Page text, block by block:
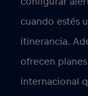
cuando estés
itinerancia.
ofrecen
internacional